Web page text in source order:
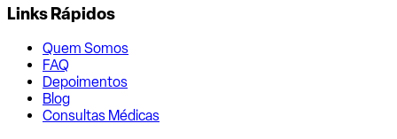
Links Rápidos
Quem Somos
FAQ
Depoimentos
Blog
Consultas Médicas